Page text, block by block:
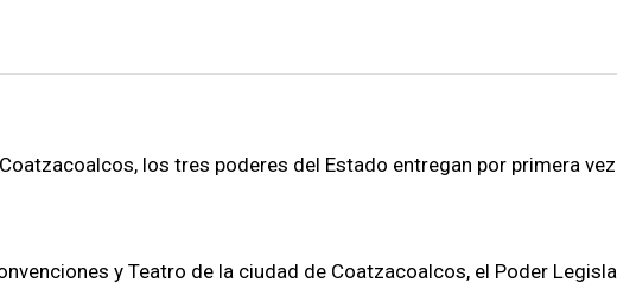
los tres poderes del Estado entregan por primera
y Teatro de la ciudad de Coatzacoalcos, el Poder